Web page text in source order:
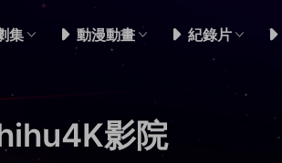
集 動漫動畫 紀錄片
影院